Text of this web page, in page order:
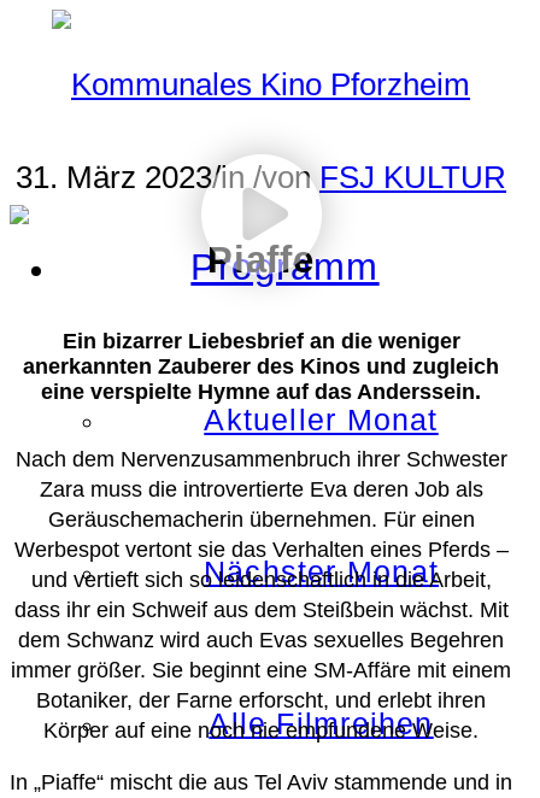
Programm
Aktueller Monat
Nächster Monat
Alle Filmreihen
31. März 2023/in /von FSJ KULTUR
Piaffe
Ein bizarrer Liebesbrief an die weniger
anerkannten Zauberer des Kinos und zugleich
eine verspielte Hymne auf das Anderssein.
Nach dem Nervenzusammenbruch ihrer Schwester
Zara muss die introvertierte Eva deren Job als
Geräuschemacherin übernehmen. Für einen
Werbespot vertont sie das Verhalten eines Pferds –
und vertieft sich so leidenschaftlich in die Arbeit,
dass ihr ein Schweif aus dem Steißbein wächst. Mit
dem Schwanz wird auch Evas sexuelles Begehren
immer größer. Sie beginnt eine SM-Affäre mit einem
Botaniker, der Farne erforscht, und erlebt ihren
Körper auf eine noch nie empfundene Weise.
In „Piaffe“ mischt die aus Tel Aviv stammende und in